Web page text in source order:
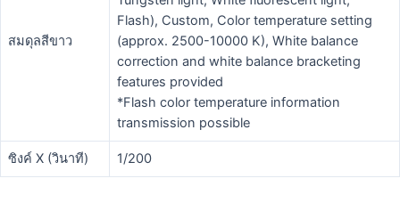
สมดุลสีขาว
Flash), Custom, Color temperature setting
(approx. 2500-10000 K), White balance
correction and white balance bracketing
features provided
*Flash color temperature information
transmission possible
ซิงค์ X (วินาที) 1/200